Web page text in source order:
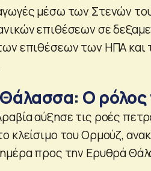
μέσω των Στενών
επιθέσεων σε
επιθέσεων των ΗΠΑ και
Ο ρόλος
αύξησε τις ροές
κλείσιμο του Ορμούζ,
προς την Ερυθρά